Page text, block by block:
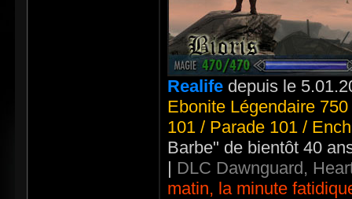
Realife depuis le
Ebonite Légendaire
101 / Parade 101 /
Barbe" de bientôt 40
| DLC Dawnguard,
matin, la minute